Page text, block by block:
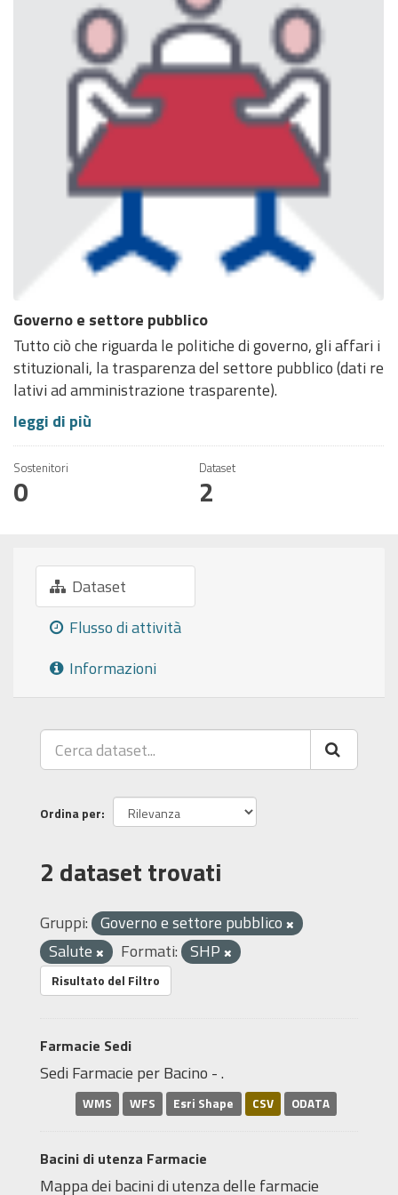
Governo e settore pubblico
Tutto ciò che riguarda le politiche di governo, gli affari i
stituzionali, la trasparenza del settore pubblico (dati re
lativi ad amministrazione trasparente).
leggi di più
Sostenitori
0
Dataset
2
Dataset
Flusso di attività
Informazioni
Ordina per
2 dataset trovati
Gruppi: Governo e settore pubblico
Salute
Formati: SHP
Risultato del Filtro
Farmacie Sedi
Sedi Farmacie per Bacino - .
WMS WFS Esri Shape CSV ODATA
Bacini di utenza Farmacie
Mappa dei bacini di utenza delle farmacie